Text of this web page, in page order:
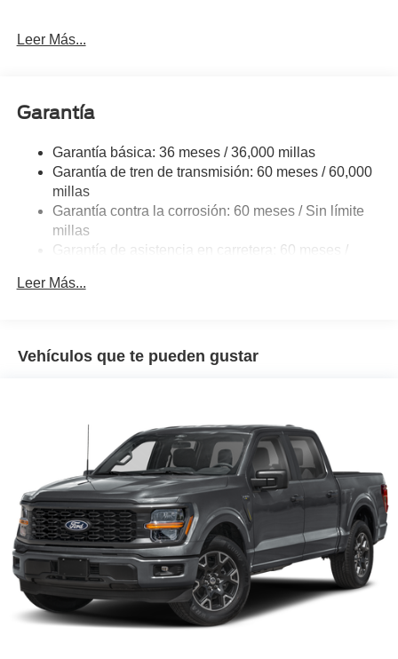
Leer Más...
Garantía
Garantía básica: 36 meses / 36,000 millas
Garantía de tren de transmisión: 60 meses / 60,000
millas
Garantía contra la corrosión: 60 meses / Sin límite
millas
Garantía de asistencia en carretera: 60 meses /
Leer Más...
Vehículos que te pueden gustar